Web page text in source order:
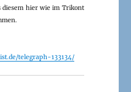
diesem hier wie im Trikont
telegraph-133134/